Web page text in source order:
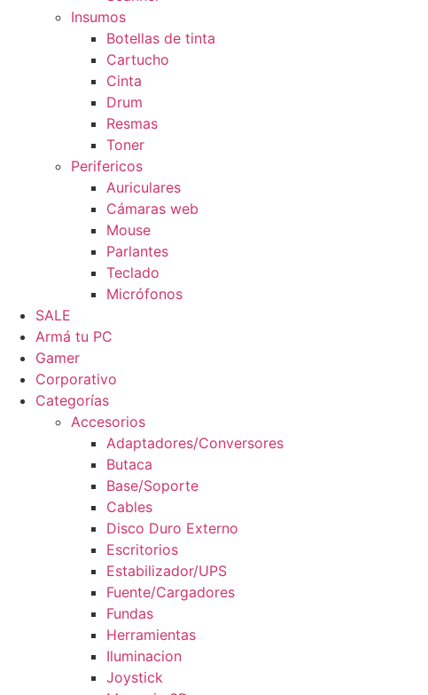
Insumos
Botellas de tinta
Cartucho
Cinta
Drum
Resmas
Toner
Perifericos
Auriculares
Cámaras web
Mouse
Parlantes
Teclado
Micrófonos
SALE
Armá tu PC
Gamer
Corporativo
Categorías
Accesorios
Adaptadores/Conversores
Butaca
Base/Soporte
Cables
Disco Duro Externo
Escritorios
Estabilizador/UPS
Fuente/Cargadores
Fundas
Herramientas
Iluminacion
Joystick